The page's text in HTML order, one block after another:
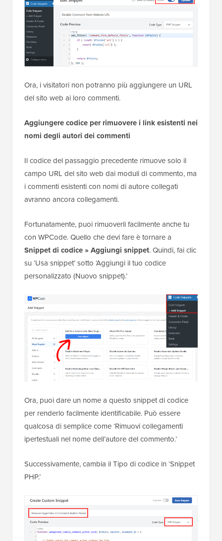
Ora, i visitatori non potranno più aggiungere un URL
del sito web ai loro commenti.
Aggiungere codice per rimuovere i link esistenti nei
nomi degli autori dei commenti
Il codice del passaggio precedente rimuove solo il
campo URL del sito web dai moduli di commento, ma
i commenti esistenti con nomi di autore collegati
avranno ancora collegamenti.
Fortunatamente, puoi rimuoverli facilmente anche tu
con WPCode. Quello che devi fare è tornare a
Snippet di codice »Aggiungi snippet. Quindi, fai clic
su ‘Usa snippet’ sotto ‘Aggiungi il tuo codice
personalizzato (Nuovo snippet).’
Ora, puoi dare un nome a questo snippet di codice
per renderlo facilmente identificabile. Può essere
qualcosa di semplice come ‘Rimuovi collegamenti
ipertestuali nel nome dell’autore del commento.’
Successivamente, cambia il Tipo di codice in ‘Snippet
PHP.’